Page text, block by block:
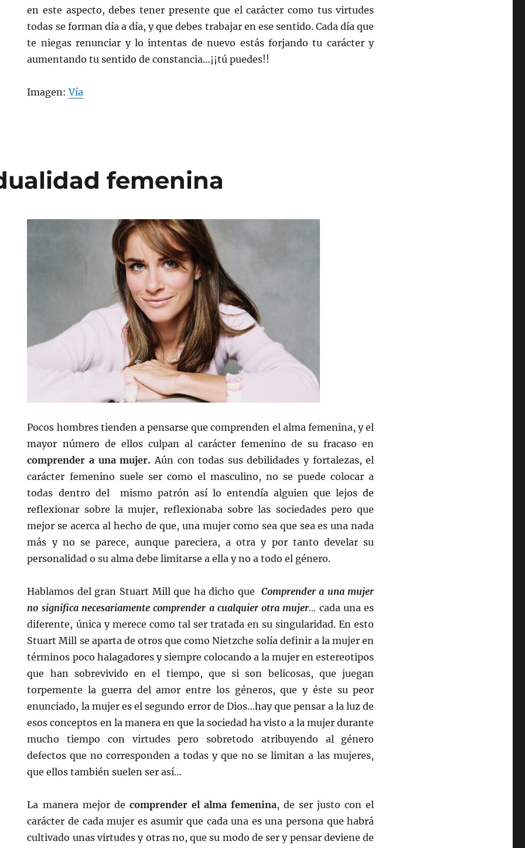
en este aspecto, debes tener presente que el carácter como tus virtudes
todas se forman día a día, y que debes trabajar en ese sentido. Cada día que
te niegas renunciar y lo intentas de nuevo estás forjando tu carácter y
aumentando tu sentido de constancia…¡¡tú puedes!!
Imagen:Vía
femenina
Pocos hombres tienden a pensarse que comprenden el alma femenina, y el
mayor número de ellos culpan al carácter femenino de su fracaso en
comprender a una mujer.Aún con todas sus debilidades y fortalezas, el
carácter femenino suele ser como el masculino, no se puede colocar a
todas dentro del mismo patrón así lo entendía alguien que lejos de
reflexionar sobre la mujer, reflexionaba sobre las sociedades pero que
mejor se acerca al hecho de que, una mujer como sea que sea es una nada
más y no se parece, aunque pareciera, a otra y por tanto develar su
personalidad o su alma debe limitarse a ella y no a todo el género.
Hablamos del gran Stuart Mill que ha dicho que Comprender a una mujer
no significa necesariamente comprender a cualquier otra mujer… cada una es
diferente, única y merece como tal ser tratada en su singularidad. En esto
Stuart Mill se aparta de otros que como Nietzche solía definir a la mujer en
términos poco halagadores y siempre colocando a la mujer en estereotipos
que han sobrevivido en el tiempo, que si son belicosas, que juegan
torpemente la guerra del amor entre los géneros, que y éste su peor
enunciado, la mujer es el segundo error de Dios…hay que pensar a la luz de
esos conceptos en la manera en que la sociedad ha visto a la mujer durante
mucho tiempo con virtudes pero sobretodo atribuyendo al género
defectos que no corresponden a todas y que no se limitan a las mujeres,
que ellos también suelen ser así…
La manera mejor de comprender el alma femenina, de ser justo con el
carácter de cada mujer es asumir que cada una es una persona que habrá
cultivado unas virtudes y otras no, que su modo de ser y pensar deviene de